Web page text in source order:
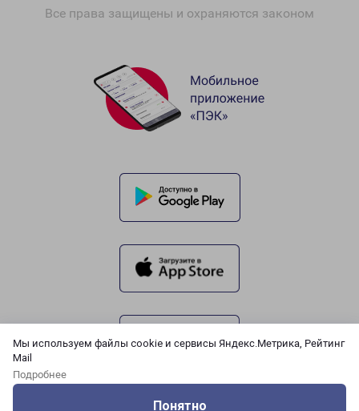
Мы используем файлы cookie и сервисы Яндекс.Метрика, Рейтинг
Mail
Подробнее
Понятно
Все права защищены и охраняются законом